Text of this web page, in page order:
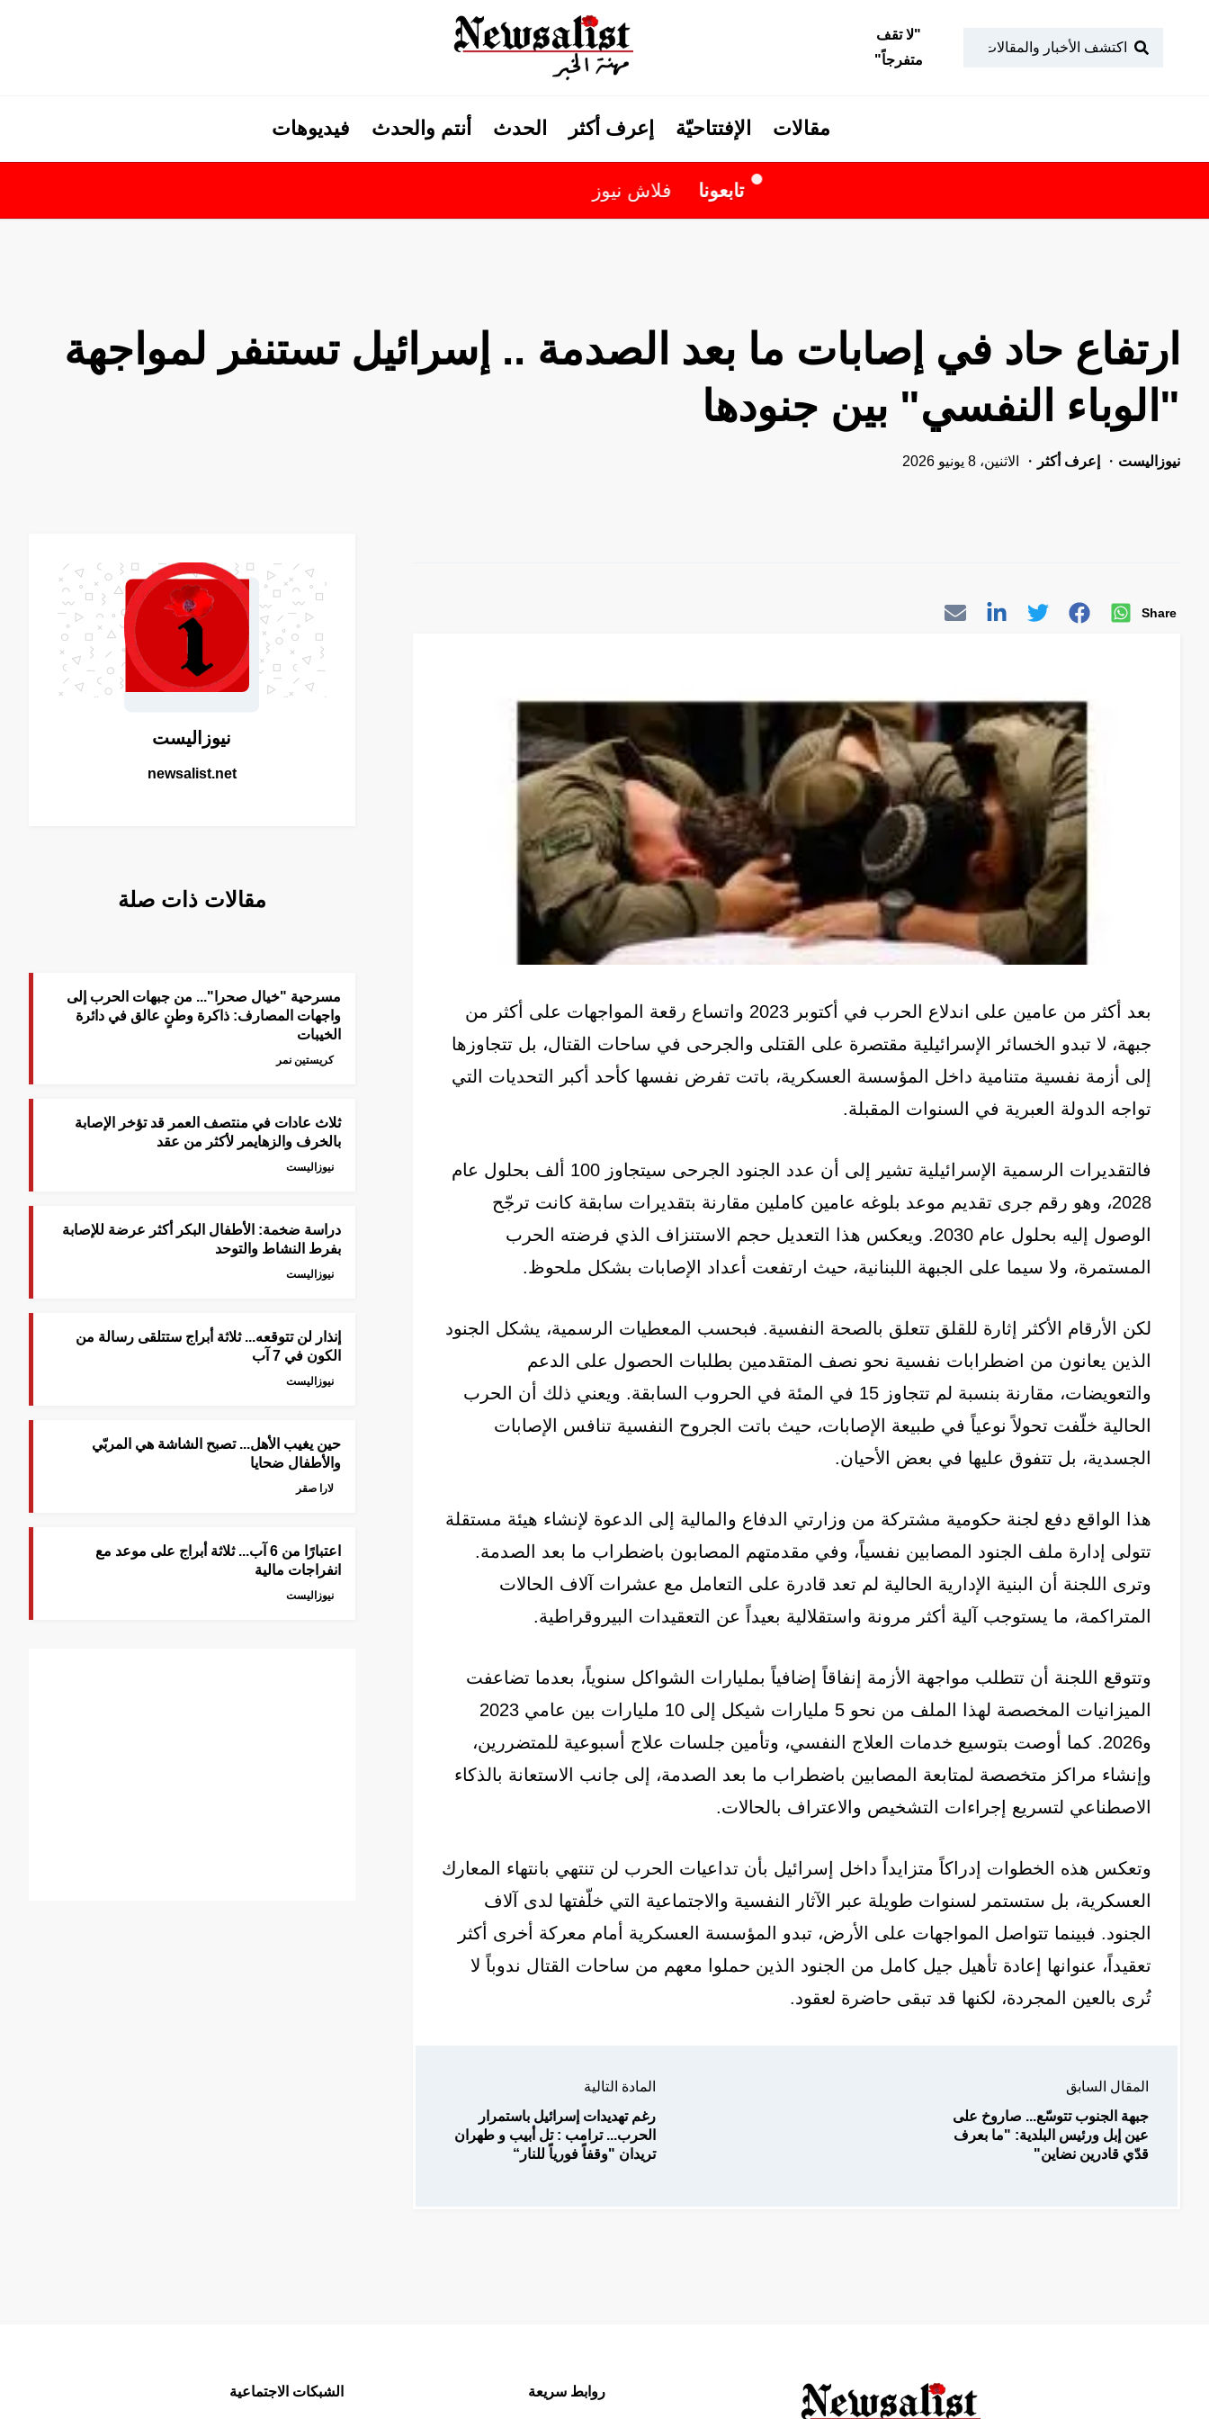
"لا تقف
متفرجاً"
مقالات الإفتتاحيّة إعرف أكثر الحدث أنتم والحدث فيديوهات
فلاش نيوز
ارتفاع حاد في إصابات ما بعد الصدمة .. إسرائيل تستنفر لمواجهة
"الوباء النفسي" بين جنودها
نيوزاليست إعرف أكثر الاثنين، 8 يونيو 2026
Share
بعد أكثر من عامين على اندلاع الحرب في أكتوبر 2023 واتساع رقعة المواجهات على أكثر من
جبهة، لا تبدو الخسائر الإسرائيلية مقتصرة على القتلى والجرحى في ساحات القتال، بل تتجاوزها
إلى أزمة نفسية متنامية داخل المؤسسة العسكرية، باتت تفرض نفسها كأحد أكبر التحديات التي
تواجه الدولة العبرية في السنوات المقبلة.
فالتقديرات الرسمية الإسرائيلية تشير إلى أن عدد الجنود الجرحى سيتجاوز 100 ألف بحلول عام
2028، وهو رقم جرى تقديم موعد بلوغه عامين كاملين مقارنة بتقديرات سابقة كانت ترجّح
الوصول إليه بحلول عام 2030. ويعكس هذا التعديل حجم الاستنزاف الذي فرضته الحرب
المستمرة، ولا سيما على الجبهة اللبنانية، حيث ارتفعت أعداد الإصابات بشكل ملحوظ.
لكن الأرقام الأكثر إثارة للقلق تتعلق بالصحة النفسية. فبحسب المعطيات الرسمية، يشكل الجنود
الذين يعانون من اضطرابات نفسية نحو نصف المتقدمين بطلبات الحصول على الدعم
والتعويضات، مقارنة بنسبة لم تتجاوز 15 في المئة في الحروب السابقة. ويعني ذلك أن الحرب
الحالية خلّفت تحولاً نوعياً في طبيعة الإصابات، حيث باتت الجروح النفسية تنافس الإصابات
الجسدية، بل تتفوق عليها في بعض الأحيان.
هذا الواقع دفع لجنة حكومية مشتركة من وزارتي الدفاع والمالية إلى الدعوة لإنشاء هيئة مستقلة
تتولى إدارة ملف الجنود المصابين نفسياً، وفي مقدمتهم المصابون باضطراب ما بعد الصدمة.
وترى اللجنة أن البنية الإدارية الحالية لم تعد قادرة على التعامل مع عشرات آلاف الحالات
المتراكمة، ما يستوجب آلية أكثر مرونة واستقلالية بعيداً عن التعقيدات البيروقراطية.
وتتوقع اللجنة أن تتطلب مواجهة الأزمة إنفاقاً إضافياً بمليارات الشواكل سنوياً، بعدما تضاعفت
الميزانيات المخصصة لهذا الملف من نحو 5 مليارات شيكل إلى 10 مليارات بين عامي 2023
و2026. كما أوصت بتوسيع خدمات العلاج النفسي، وتأمين جلسات علاج أسبوعية للمتضررين،
وإنشاء مراكز متخصصة لمتابعة المصابين باضطراب ما بعد الصدمة، إلى جانب الاستعانة بالذكاء
الاصطناعي لتسريع إجراءات التشخيص والاعتراف بالحالات.
وتعكس هذه الخطوات إدراكاً متزايداً داخل إسرائيل بأن تداعيات الحرب لن تنتهي بانتهاء المعارك
العسكرية، بل ستستمر لسنوات طويلة عبر الآثار النفسية والاجتماعية التي خلّفتها لدى آلاف
الجنود. فبينما تتواصل المواجهات على الأرض، تبدو المؤسسة العسكرية أمام معركة أخرى أكثر
تعقيداً، عنوانها إعادة تأهيل جيل كامل من الجنود الذين حملوا معهم من ساحات القتال ندوباً لا
تُرى بالعين المجردة، لكنها قد تبقى حاضرة لعقود.
المقال السابق
جبهة الجنوب تتوسّع... صاروخ على
عين إبل ورئيس البلدية: "ما بعرف
قدّي قادرين نضاين"
المادة التالية
رغم تهديدات إسرائيل باستمرار
الحرب... ترامب : تل أبيب و طهران
تريدان "وقفاً فورياً للنار“
نيوزاليست
newsalist.net
مقالات ذات صلة
مسرحية "خيال صحرا"... من جبهات الحرب إلى
واجهات المصارف: ذاكرة وطنٍ عالق في دائرة
الخيبات
كريستين نمر
ثلاث عادات في منتصف العمر قد تؤخر الإصابة
بالخرف والزهايمر لأكثر من عقد
نيوزاليست
دراسة ضخمة: الأطفال البكر أكثر عرضة للإصابة
بفرط النشاط والتوحد
نيوزاليست
إنذار لن تتوقعه... ثلاثة أبراج ستتلقى رسالة من
الكون في 7 آب
نيوزاليست
حين يغيب الأهل... تصبح الشاشة هي المربّي
والأطفال ضحايا
لارا صقر
اعتبارًا من 6 آب... ثلاثة أبراج على موعد مع
انفراجات مالية
نيوزاليست
روابط سريعة الشبكات الاجتماعية